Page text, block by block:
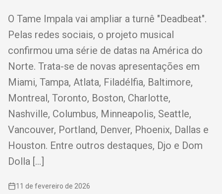
O Tame Impala vai ampliar a turnê "Deadbeat".
Pelas redes sociais, o projeto musical
confirmou uma série de datas na América do
Norte. Trata-se de novas apresentações em
Miami, Tampa, Atlata, Filadélfia, Baltimore,
Montreal, Toronto, Boston, Charlotte,
Nashville, Columbus, Minneapolis, Seattle,
Vancouver, Portland, Denver, Phoenix, Dallas e
Houston. Entre outros destaques, Djo e Dom
Dolla […]
11 de fevereiro de 2026